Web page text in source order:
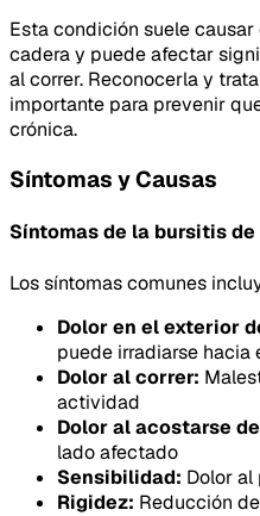
Esta condición suele
cadera y puede afectar
al correr. Reconocerla y
importante para prevenir
crónica.
Síntomas y Causas
Síntomas de la bursitis
Los síntomas comunes
Dolor en el exterior
puede irradiarse hacia
Dolor al correr:
actividad
Dolor al acostarse
lado afectado
Sensibilidad: Dolor al
Rigidez: Reducción